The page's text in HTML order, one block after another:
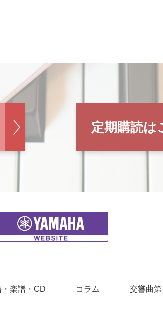
定期購読は
・楽譜・CD コラム 交響曲